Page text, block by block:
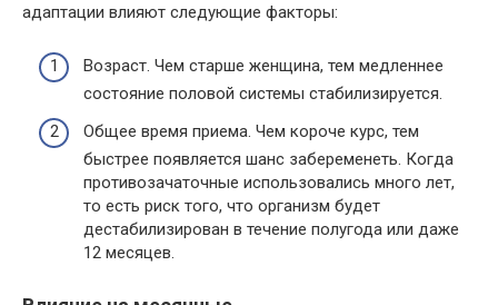
адаптации влияют следующие факторы:
Возраст. Чем старше женщина, тем медленнее
состояние половой системы стабилизируется.
Общее время приема. Чем короче курс, тем
быстрее появляется шанс забеременеть. Когда
противозачаточные использовались много лет,
то есть риск того, что организм будет
дестабилизирован в течение полугода или даже
12 месяцев.